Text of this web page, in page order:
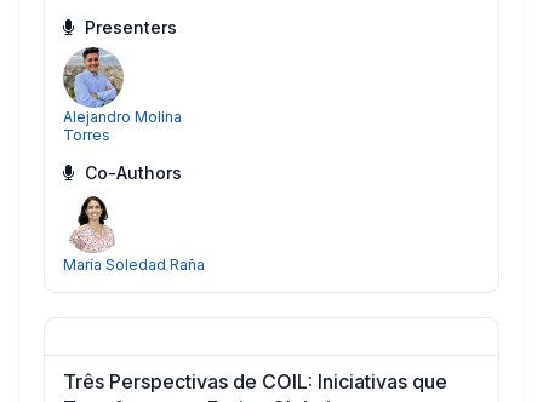
Presenters
Alejandro Molina
Torres
Co-Authors
María Soledad Raña
Três Perspectivas de COIL: Iniciativas que